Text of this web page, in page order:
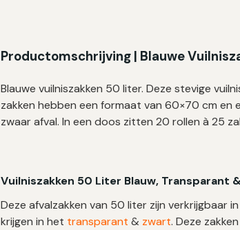
Productomschrijving | Blauwe
Blauwe vuilniszakken 50 liter. Deze stevige
zakken hebben een formaat van 60×70 cm en
zwaar afval. In een doos zitten 20 rollen à 25
Vuilniszakken 50 Liter Blauw, Transparant
Deze afvalzakken van 50 liter zijn verkrijgbaar
krijgen in het transparant & zwart. Deze